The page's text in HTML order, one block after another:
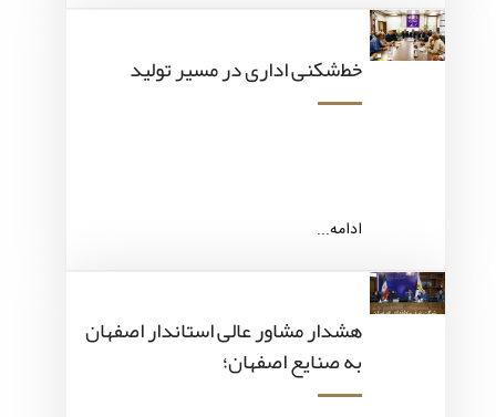
خط‌شکنی اداری در مسیر تولید
ادامه...
هشدار مشاور عالی استاندار اصفهان
به صنایع اصفهان؛